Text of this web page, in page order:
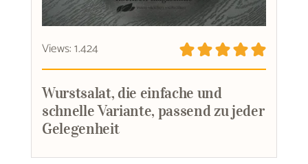
Views: 1.424
Wurstsalat, die einfache und
schnelle Variante, passend zu jeder
Gelegenheit